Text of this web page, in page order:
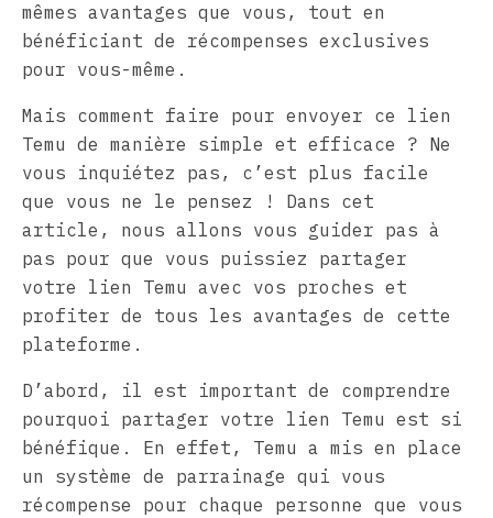
mêmes avantages que vous, tout en
bénéficiant de récompenses exclusives
pour vous-même.
Mais comment faire pour envoyer ce lien
Temu de manière simple et efficace ? Ne
vous inquiétez pas, c’est plus facile
que vous ne le pensez ! Dans cet
article, nous allons vous guider pas à
pas pour que vous puissiez partager
votre lien Temu avec vos proches et
profiter de tous les avantages de cette
plateforme.
D’abord, il est important de comprendre
pourquoi partager votre lien Temu est si
bénéfique. En effet, Temu a mis en place
un système de parrainage qui vous
récompense pour chaque personne que vous